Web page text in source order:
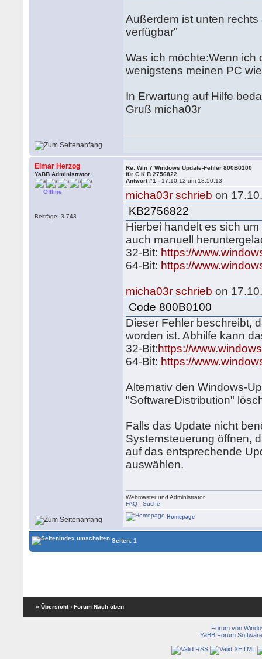
Außerdem ist unten
verfügbar"
Was ich möchte:Wenn
wenigstens meinen PC
In Erwartung auf Hilfe
Gruß micha03r
Elmar Herzog
YaBB Administrator
Offline
Beiträge: 3.743
Re: Win 7 Windows Update-Fehler 800B0100
für C K B 2756822
Antwort #1 - 17.10.12 um 18:50:13
micha03r schrieb on
KB2756822
Hierbei handelt es sich
auch manuell
32-Bit: https://
64-Bit: https://
micha03r schrieb on
Code 800B0100
Dieser Fehler beschreibt,
worden ist. Abhilfe kann
32-Bit:https://
64-Bit: https://
Alternativ den Windows-
"SoftwareDistribution"
Falls das Update nicht
Systemsteuerung öffnen,
auf das entsprechende
auswählen.
Webmaster und Administrator
FAQ -Suche
Homepage
Seiten: 1
« Übersicht ‹ Forum Nach oben
Forum von
YaBB Forum Software